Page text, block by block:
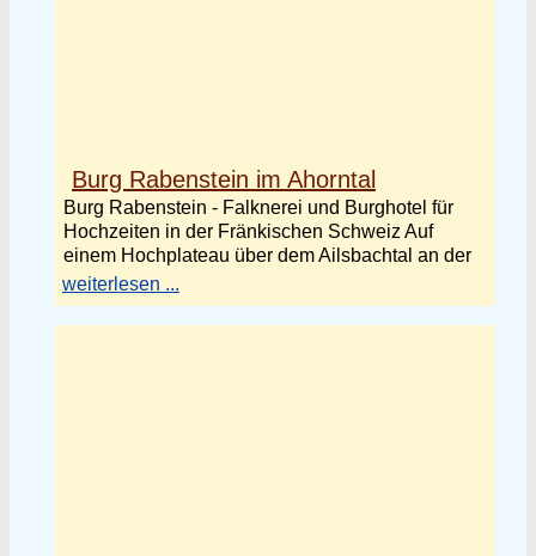
Burg Rabenstein im Ahorntal
Burg Rabenstein - Falknerei und Burghotel für
Hochzeiten in der Fränkischen Schweiz Auf
einem Hochplateau über dem Ailsbachtal an der
weiterlesen ...